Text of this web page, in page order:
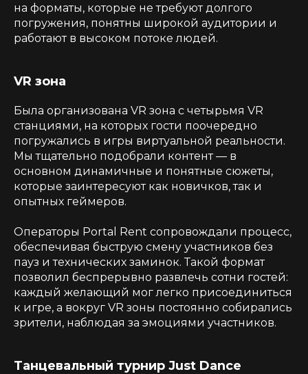
на форматы, которые не требуют долгого
погружения, понятны широкой аудитории и
работают в высоком потоке людей.
VR зона
Была организована VR зона с четырьмя VR
станциями, на которых гости поочередно
погружались в игры виртуальной реальности.
Мы тщательно подобрали контент — в
основном динамичные и понятные сюжеты,
которые заинтересуют как новичков, так и
опытных геймеров.
Операторы Portal Rent сопровождали процесс,
обеспечивая быструю смену участников без
пауз и технических заминок. Такой формат
позволил беспрерывно развлечь сотни гостей:
каждый желающий мог легко присоединиться
к игре, а вокруг VR зоны постоянно собирались
зрители, наблюдая за эмоциями участников.
Танцевальный турнир Just Dance